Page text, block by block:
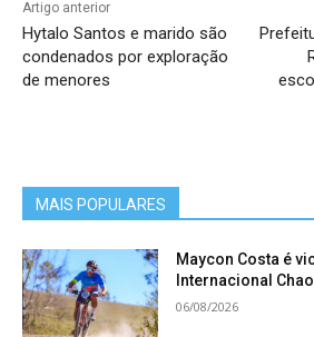
Artigo anterior
Hytalo Santos e marido são
condenados por exploração
de menores
MAIS POPULARES
Maycon Costa é
Internacional
06/08/2026